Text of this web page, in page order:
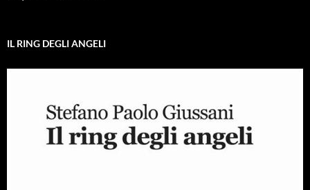
IL RING DEGLI ANGELI